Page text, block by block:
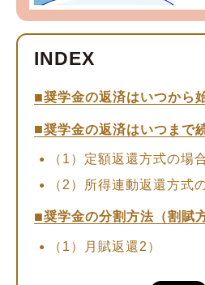
奨学金の返済はいつから
奨学金の返済はいつまで
（1）定額返還方式の場
（2）所得連動返還方式
奨学金の分割方法（割賦
（1）月賦返還2）